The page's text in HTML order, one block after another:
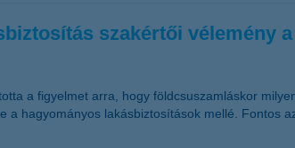
szakértői vélemény
a figyelmet arra, hogy földcsuszamláskor
hagyományos lakásbiztosítások mellé. Fontos